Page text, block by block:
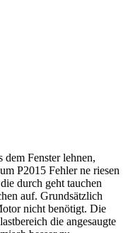
Fenster lehnen,
P2015 Fehler ne riesen
durch geht tauchen
auf. Grundsätzlich
nicht benötigt. Die
die angesaugte